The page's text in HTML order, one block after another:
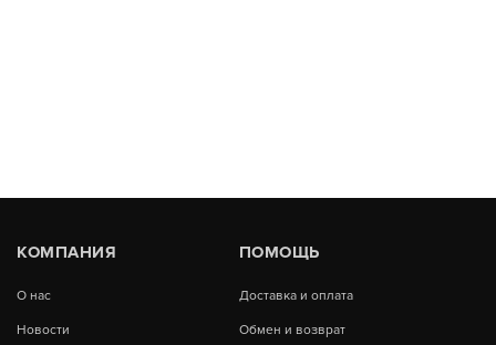
КОМПАНИЯ
О нас
Новости
ПОМОЩЬ
Доставка и оплата
Обмен и возврат